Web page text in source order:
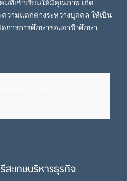
ที่เข้าเรียนให้มีคุณภาพ เกิด
วามแตกต่างระหว่างบุคคล ให้เป็น
การการศึกษาของอาชีวศึกษา
ะเกษบริหารธุรกิจ